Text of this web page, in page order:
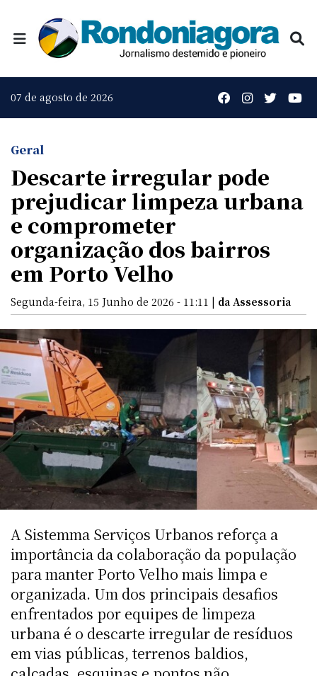
07 de agosto de 2026
Geral
Descarte irregular pode
prejudicar limpeza urbana
e comprometer
organização dos bairros
em Porto Velho
Segunda-feira, 15 Junho de 2026 - 11:11 | da Assessoria
A Sistemma Serviços Urbanos reforça a
importância da colaboração da população
para manter Porto Velho mais limpa e
organizada. Um dos principais desafios
enfrentados por equipes de limpeza
urbana é o descarte irregular de resíduos
em vias públicas, terrenos baldios,